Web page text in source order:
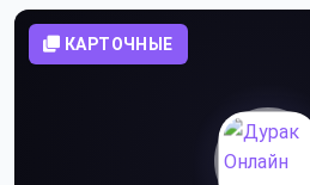
КАРТОЧНЫЕ